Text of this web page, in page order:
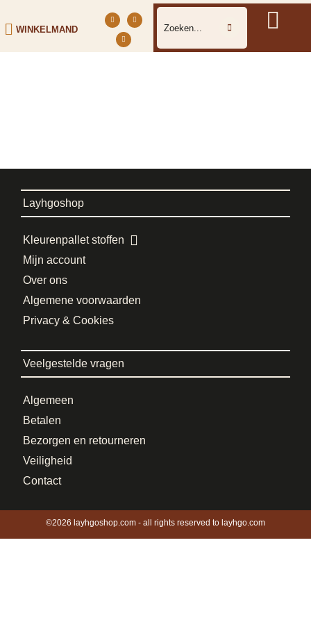
WINKELMAND
Layhgoshop
Kleurenpallet stoffen
Mijn account
Over ons
Algemene voorwaarden
Privacy & Cookies
Veelgestelde vragen
Algemeen
Betalen
Bezorgen en retourneren
Veiligheid
Contact
©2026 layhgoshop.com - all rights reserved to layhgo.com